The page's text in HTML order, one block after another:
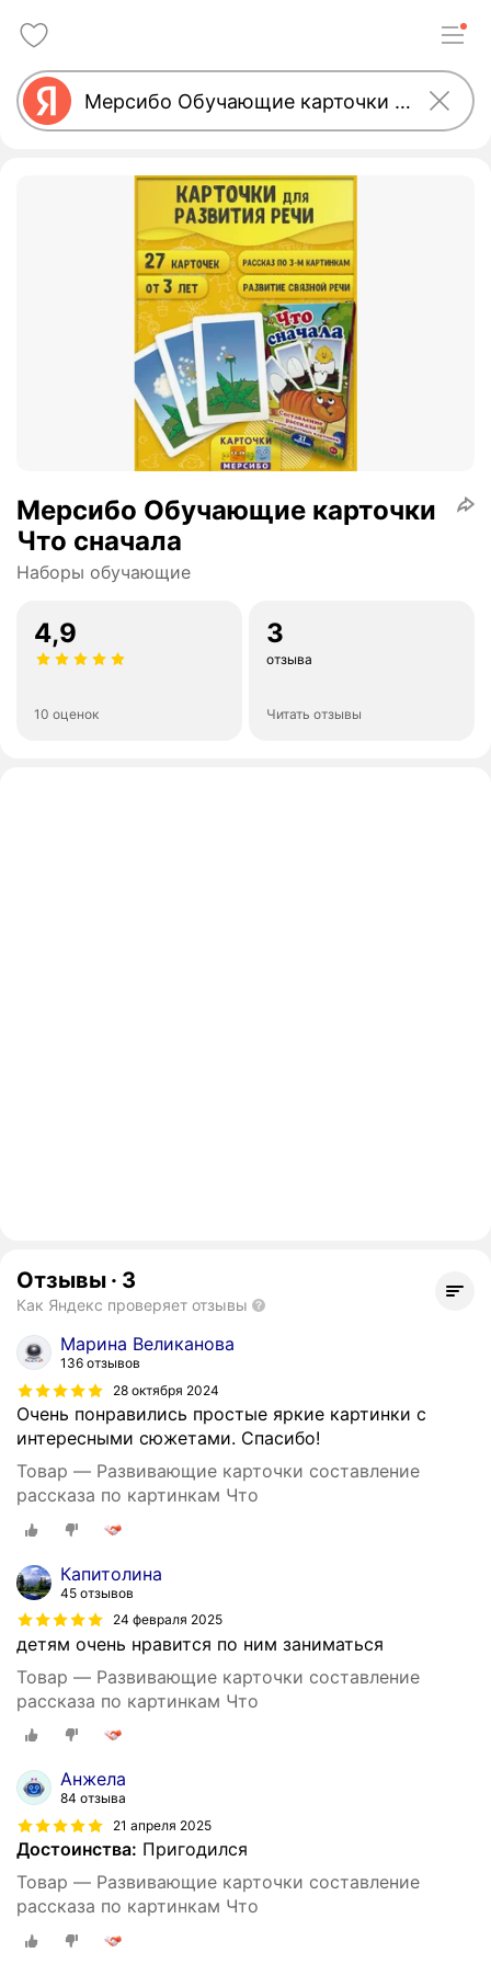
Мерсибо Обучающие карточки
Что сначала
Наборы обучающие
4,9
10 оценок
3
отзыва
Читать отзывы
Отзывы · 3
Как Яндекс проверяет отзывы
Марина Великанова
136 отзывов
28 октября 2024
Очень понравились простые яркие картинки с
интересными сюжетами. Спасибо!
Товар — Развивающие карточки составление
рассказа по картинкам Что
Капитолина
45 отзывов
24 февраля 2025
детям очень нравится по ним заниматься
Товар — Развивающие карточки составление
рассказа по картинкам Что
Анжела
84 отзыва
21 апреля 2025
Достоинства: Пригодился
Товар — Развивающие карточки составление
рассказа по картинкам Что